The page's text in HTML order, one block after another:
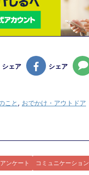
シェア シェア
こと , おでかけ・アウトドア
アンケート コミュニケーション